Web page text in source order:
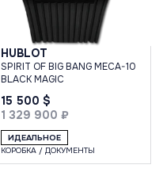
HUBLOT
SPIRIT OF BIG BANG MECA-10
BLACK MAGIC
15 500 $
1 329 900 ₽
ИДЕАЛЬНОЕ
КОРОБКА / ДОКУМЕНТЫ